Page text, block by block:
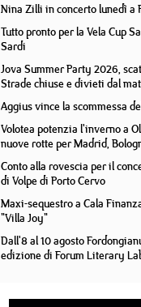
Nina Zilli in concerto lunedì a
Tutto pronto per la Vela Cup
Sardi
Jova Summer Party 2026,
Strade chiuse e divieti dal
Aggius vince la scommessa
Volotea potenzia l'inverno a
nuove rotte per Madrid,
Conto alla rovescia per il
di Volpe di Porto Cervo
Maxi-sequestro a Cala
"Villa Joy"
Dall'8 al 10 agosto
edizione di Forum Literary